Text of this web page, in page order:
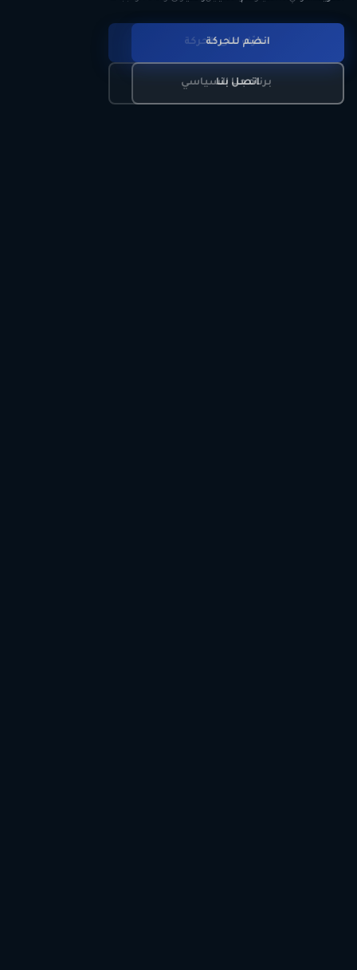
تعرّف على الحركة
برنامجنا السياسي
انضم للحركة
اتصل بنا